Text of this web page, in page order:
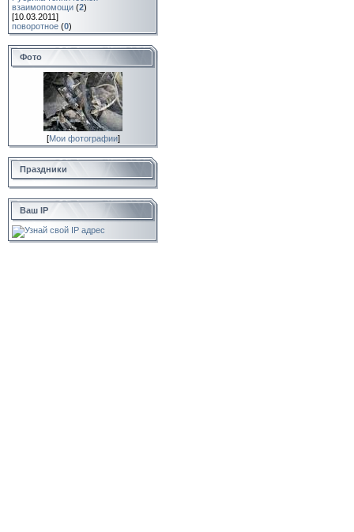
взаимопомощи (2)
[10.03.2011]
поворотное (0)
Фото
[Мои фотографии]
Праздники
Ваш IP